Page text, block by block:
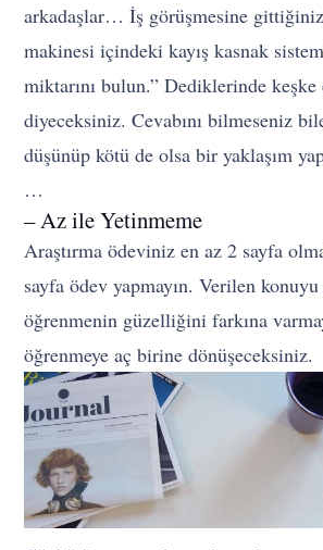
arkadaşlar… İş görüşmesine
makinesi içindeki kayış kasnak
miktarını bulun.” Dediklerinde keşke
diyeceksiniz. Cevabını bilmeseniz
düşünüp kötü de olsa bir yaklaşım
…
– Az ile Yetinmeme
Araştırma ödeviniz en az 2 sayfa
sayfa ödev yapmayın. Verilen konuyu
öğrenmenin güzelliğini farkına
öğrenmeye aç birine dönüşeceksiniz.